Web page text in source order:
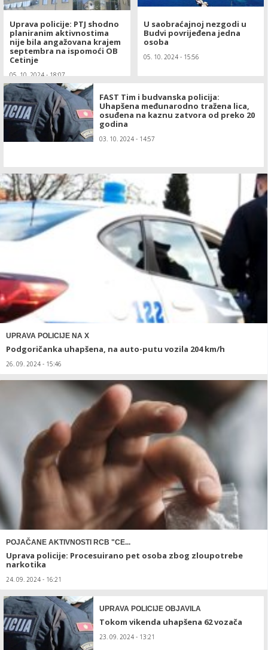
Uprava policije: PTJ shodno
planiranim aktivnostima
nije bila angažovana krajem
septembra na ispomoći OB
Cetinje
05. 10. 2024 - 18:07
U saobraćajnoj nezgodi u
Budvi povrijeđena jedna
osoba
05. 10. 2024 - 15:56
FAST Tim i budvanska policija:
Uhapšena međunarodno tražena lica,
osuđena na kaznu zatvora od preko 20
godina
03. 10. 2024 - 14:57
UPRAVA POLICIJE NA X
Podgoričanka uhapšena, na auto-putu vozila 204 km/h
26. 09. 2024 - 15:46
POJAČANE AKTIVNOSTI RCB "CE...
Uprava policije: Procesuirano pet osoba zbog zloupotrebe
narkotika
24. 09. 2024 - 16:21
UPRAVA POLICIJE OBJAVILA
Tokom vikenda uhapšena 62 vozača
23. 09. 2024 - 13:21